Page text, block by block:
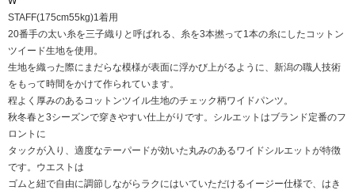
STAFF(175cm55kg)1着用
20番手の太い糸を三子織りと呼ばれる、糸を3本撚って1本の糸にしたコットン
ツイード生地を使用。
生地を織った際にまだらな模様が表面に浮かび上がるように、新潟の職人技術
をもって時間をかけて作られています。
程よく厚みのあるコットンツイル生地のチェック柄ワイドパンツ。
秋冬春と3シーズンで穿きやすい仕上がりです。シルエットはブランド定番のフ
ロントに
タックが入り、適度なテーパードが効いた丸みのあるワイドシルエットが特徴
です。ウエストは
ゴムと紐で自由に調節しながらラクにはいていただけるイージー仕様で、はき